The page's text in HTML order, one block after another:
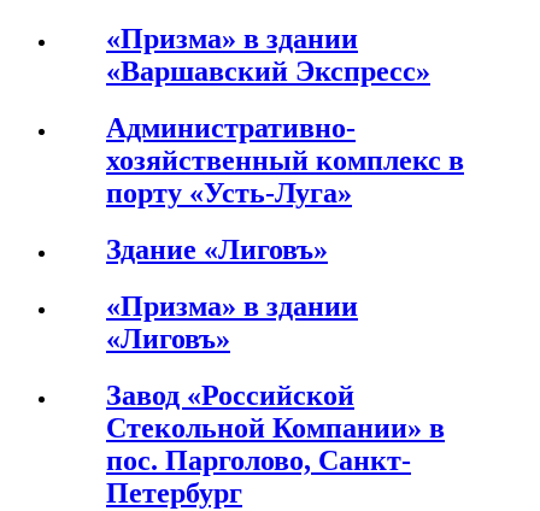
«Призма» в здании
«Варшавский Экспресс»
Административно-
хозяйственный комплекс в
порту «Усть-Луга»
Здание «Лиговъ»
«Призма» в здании
«Лиговъ»
Завод «Российской
Стекольной Компании» в
пос. Парголово, Санкт-
Петербург